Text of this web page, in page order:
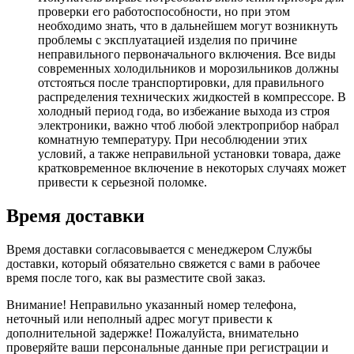
проверки его работоспособности, но при этом
необходимо знать, что в дальнейшем могут возникнуть
проблемы с эксплуатацией изделия по причине
неправильного первоначального включения. Все виды
современных холодильников и морозильников должны
отстояться после транспортировки, для правильного
распределения технических жидкостей в компрессоре. В
холодный период года, во избежание выхода из строя
электроники, важно чтоб любой электроприбор набрал
комнатную температуру. При несоблюдении этих
условий, а также неправильной установки товара, даже
кратковременное включение в некоторых случаях может
привести к серьезной поломке.
Время доставки
Время доставки согласовывается с менеджером Службы
доставки, который обязательно свяжется с вами в рабочее
время после того, как вы разместите свой заказ.
Внимание! Неправильно указанный номер телефона,
неточный или неполный адрес могут привести к
дополнительной задержке! Пожалуйста, внимательно
проверяйте ваши персональные данные при регистрации и